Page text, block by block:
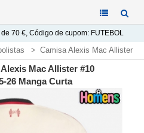
70 €, Código de cupom: FUTEBOL
Camisa Alexis Mac Allister
Mac Allister #10
26 Manga Curta